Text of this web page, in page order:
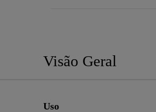
Visão Geral
Uso